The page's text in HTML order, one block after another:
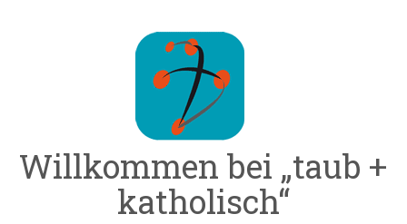
Willkommen bei „taub +
katholisch“